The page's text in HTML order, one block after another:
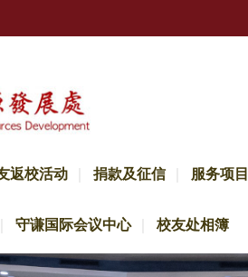
返校活动 捐款及征信 服务项目
守谦国际会议中心 校友处相簿